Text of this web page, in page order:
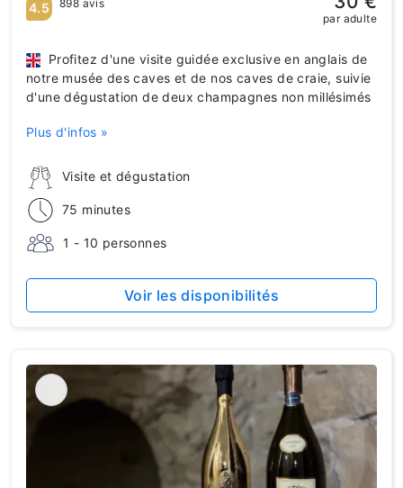
Visite et dégustation
75 minutes
1 - 10 personnes
Profitez d'une visite guidée exclusive en anglais de
notre musée des caves et de nos caves de craie, suivie
d'une dégustation de deux champagnes non millésimés
Plus d'infos »
4.5 898 avis
par adulte
Voir les disponibilités